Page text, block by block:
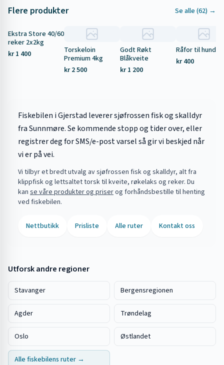
Flere produkter Se alle (62) →
Tilbud
Ekstra Store 40/60
reker 2x2kg
kr 1 400
Torskeloin
Premium 4kg
kr 2 500
Godt Røkt
Blåkveite
kr 1 200
Råfor til hund
kr 400
Fiskebilen i Gjerstad leverer sjøfrossen fisk og skalldyr
fra Sunnmøre. Se kommende stopp og tider over, eller
registrer deg for SMS/e-post varsel så gir vi beskjed når
vi er på vei.
Vi tilbyr et bredt utvalg av sjøfrossen fisk og skalldyr, alt fra
klippfisk og lettsaltet torsk til kveite, røkelaks og reker. Du
kan se våre produkter og priserog forhåndsbestille til henting
ved fiskebilen.
Nettbutikk Prisliste Alle ruter Kontakt oss
Utforsk andre regioner
Stavanger Bergensregionen
Agder Trøndelag
Oslo Østlandet
Alle fiskebilens ruter →